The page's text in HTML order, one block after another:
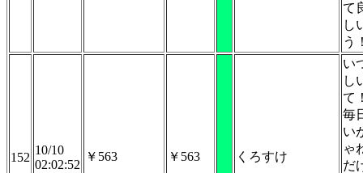
て
し
う
152
10/10
02:02:52
￥563 ￥563 くろすけ
い
し
て
毎
い
ゃ
だ